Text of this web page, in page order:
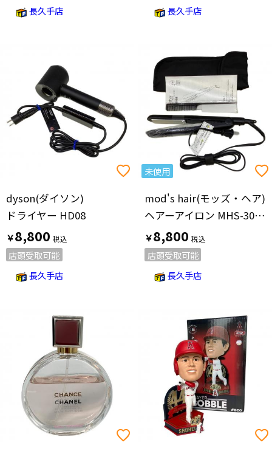
長久手店 長久手店
dyson(ダイソン)
ドライヤー HD08
￥8,800
店頭受取可能
長久手店
未使用
mod's hair(モッズ・ヘア)
ヘアーアイロン MHS-3057-K 未使用品
￥8,800
店頭受取可能
長久手店